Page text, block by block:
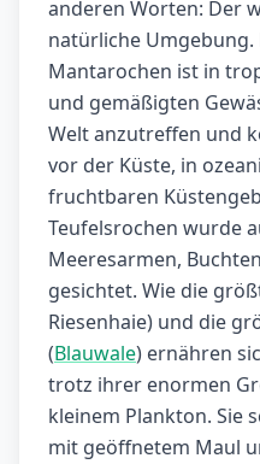
anderen Worten: Der
natürliche
Mantarochen ist in
und gemäßigten
Welt anzutreffen und
vor der Küste, in
fruchtbaren
Teufelsrochen wurde
Meeresarmen,
gesichtet. Wie die
Riesenhaie) und die
(Blauwale) ernähren
trotz ihrer enormen
kleinem Plankton. Sie
mit geöffnetem Maul